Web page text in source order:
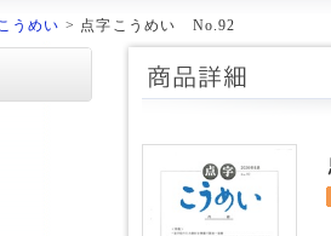
うめい > 点字こうめい No.92